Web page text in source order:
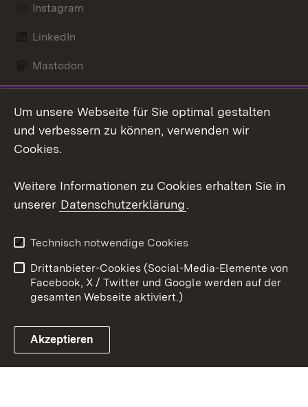
Instagram
LinkedIn
Mastodon
X / Twitter
Youtube
Link zum Landesportal
Kontakt
Datenschutz
Barrierefreiheit
Impressum Cookies
Um unsere Webseite für Sie optimal gestalten
und verbessern zu können, verwenden wir
Cookies.
Weitere Informationen zu Cookies erhalten Sie in
unserer Datenschutzerklärung.
Technisch notwendige Cookies
Drittanbieter-Cookies (Social-Media-Elemente von
Facebook, X / Twitter und Google werden auf der
gesamten Webseite aktiviert.)
Akzeptieren